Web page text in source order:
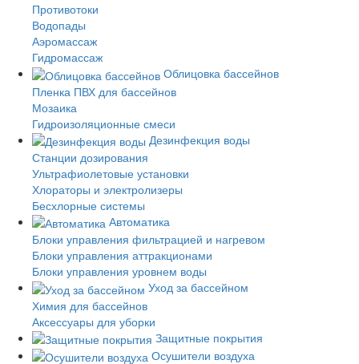
Противотоки
Водопады
Аэромассаж
Гидромассаж
Облицовка бассейнов
Пленка ПВХ для бассейнов
Мозаика
Гидроизоляционные смеси
Дезинфекция воды
Станции дозирования
Ультрафиолетовые установки
Хлораторы и электролизеры
Бесхлорные системы
Автоматика
Блоки управления фильтрацией и нагревом
Блоки управления аттракционами
Блоки управления уровнем воды
Уход за бассейном
Химия для бассейнов
Аксессуары для уборки
Защитные покрытия
Осушители воздуха